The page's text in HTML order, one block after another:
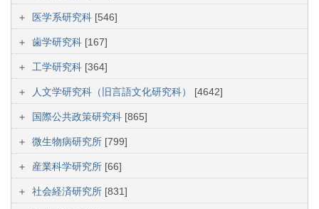
医学系研究科 [546]
歯学研究科 [167]
工学研究科 [364]
人文学研究科（旧言語文化研究科） [4642]
国際公共政策研究科 [865]
微生物病研究所 [799]
産業科学研究所 [66]
社会経済研究所 [831]